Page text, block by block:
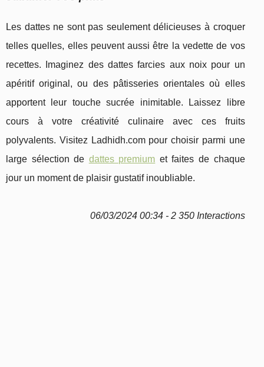
Les dattes ne sont pas seulement délicieuses à croquer
telles quelles, elles peuvent aussi être la vedette de vos
recettes. Imaginez des dattes farcies aux noix pour un
apéritif original, ou des pâtisseries orientales où elles
apportent leur touche sucrée inimitable. Laissez libre
cours à votre créativité culinaire avec ces fruits
polyvalents. Visitez Ladhidh.com pour choisir parmi une
large sélection de dattes premium et faites de chaque
jour un moment de plaisir gustatif inoubliable.
06/03/2024 00:34 - 2 350 Interactions